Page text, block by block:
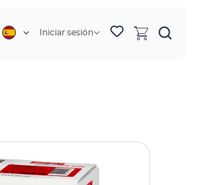
Iniciar sesión